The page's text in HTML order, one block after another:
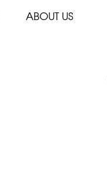
ABOUT US